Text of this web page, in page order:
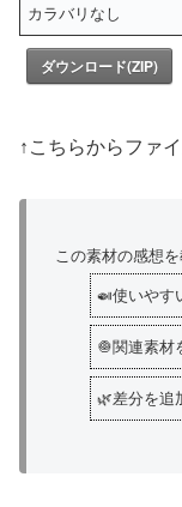
カラバリなし
ダウンロード(ZIP)
↑こちらからファ
この素材の感想
🍛使いやす
🧅関連素材
🌿差分を追